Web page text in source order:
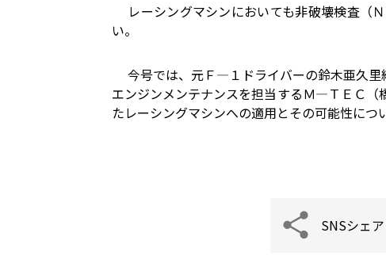
レーシングマシンにおいても非破壊検査（
い。
今号では、元Ｆ―１ドライバーの鈴木亜久里
エンジンメンテナンスを担当するＭ―ＴＥＣ（
たレーシングマシンへの適用とその可能性につ
SNSシェア